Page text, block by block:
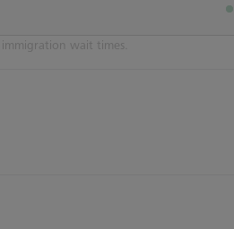
wait times.